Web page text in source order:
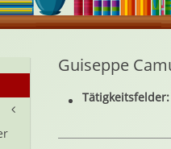
Guiseppe
Tätigkeitsfelder: